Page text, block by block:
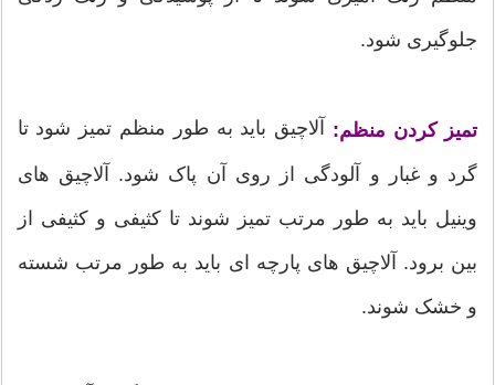
جلوگیری شود.
تمیز کردن منظم: آلاچیق باید به طور منظم تمیز شود تا
گرد و غبار و آلودگی از روی آن پاک شود. آلاچیق های
وینیل باید به طور مرتب تمیز شوند تا کثیفی و کثیفی از
بین برود. آلاچیق های پارچه ای باید به طور مرتب شسته
و خشک شوند.